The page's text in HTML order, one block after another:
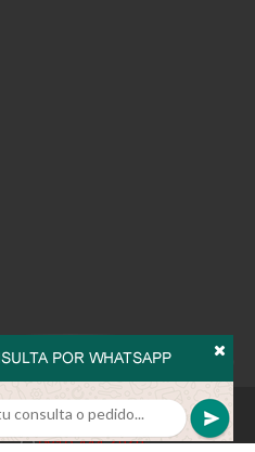
· 0810-444-6969